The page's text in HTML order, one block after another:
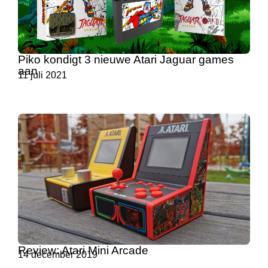
Piko kondigt 3 nieuwe Atari Jaguar games
aan
11 juli 2021
Review: Atari Mini Arcade
14 december 2019